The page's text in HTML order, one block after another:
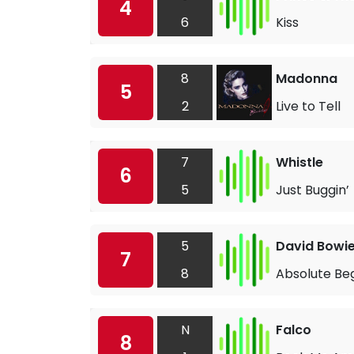
4
6
Kiss
5
8
2
Madonna
Live to Tell
6
7
5
Whistle
Just Buggin’
7
5
8
David
Absolute
8
N
Falco